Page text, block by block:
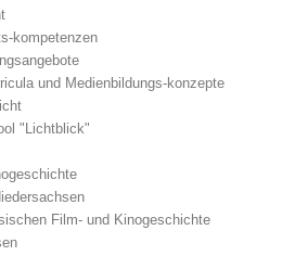
kompetenzen
und Medienbildungs-konzepte
"Lichtblick"
Film- und Kinogeschichte